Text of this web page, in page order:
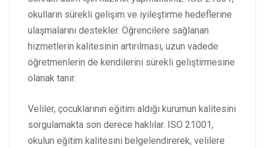
okulların sürekli gelişim ve iyileştirme hedeflerine
ulaşmalarını destekler. Öğrencilere sağlanan
hizmetlerin kalitesinin artırılması, uzun vadede
öğretmenlerin de kendilerini sürekli geliştirmesine
olanak tanır.
Veliler, çocuklarının eğitim aldığı kurumun kalitesini
sorgulamakta son derece haklılar. ISO 21001,
okulun eğitim kalitesini belgelendirerek, velilere